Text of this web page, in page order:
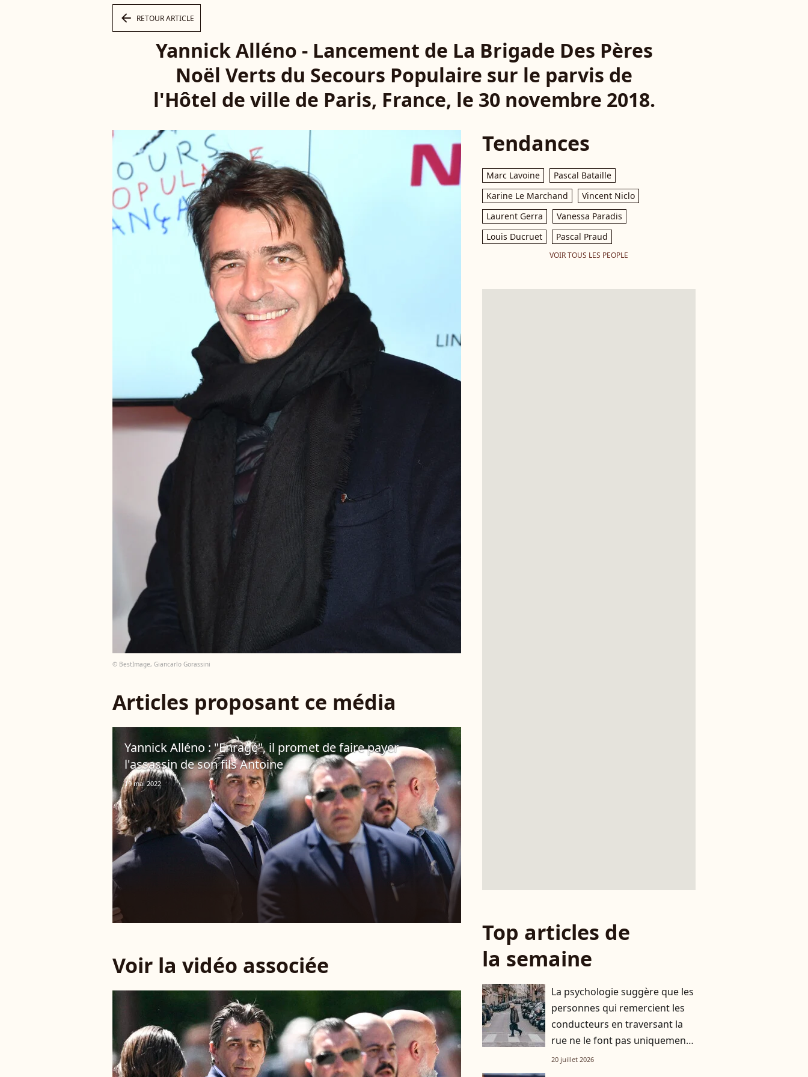
arrow_left RETOUR ARTICLE
Yannick Alléno - Lancement de La Brigade Des Pères
Noël Verts du Secours Populaire sur le parvis de
l'Hôtel de ville de Paris, France, le 30 novembre 2018.
© BestImage, Giancarlo Gorassini
Articles proposant ce média
Yannick Alléno : "Enragé", il promet de faire payer
l'assassin de son fils Antoine
19 mai 2022
Voir la vidéo associée
Tendances
Marc Lavoine
Pascal Bataille
Karine Le Marchand
Vincent Niclo
Laurent Gerra
Vanessa Paradis
Louis Ducruet
Pascal Praud
VOIR TOUS LES PEOPLE
Top articles de
la semaine
La psychologie suggère que les
personnes qui remercient les
conducteurs en traversant la
rue ne le font pas uniquement
par gratitude
20 juillet 2026